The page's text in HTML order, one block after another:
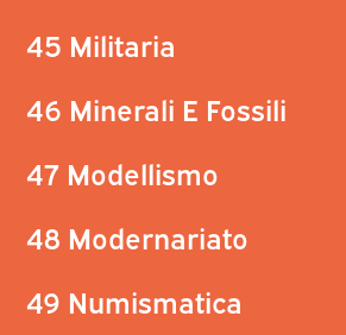
45 Militaria
46 Minerali E Fossili
47 Modellismo
48 Modernariato
49 Numismatica